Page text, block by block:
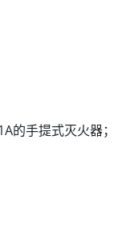
的手提式灭火器